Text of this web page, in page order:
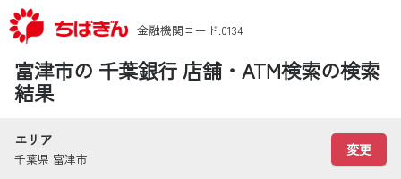
金融機関コード:0134
富津市の 千葉銀行 店舗・ATM検索の検索
結果
エリア
千葉県 富津市
変更